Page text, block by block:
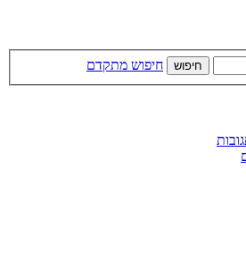
חיפוש חיפוש מתקדם